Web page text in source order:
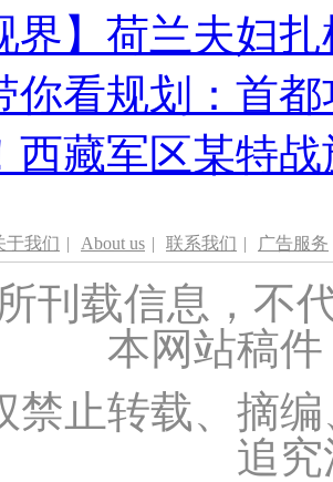
界】荷兰夫妇
你看规划：首
西藏军区某特
于我们 | About us | 联系我们 | 广告服务
刊载信息，不
本网站稿
禁止转载、摘
追